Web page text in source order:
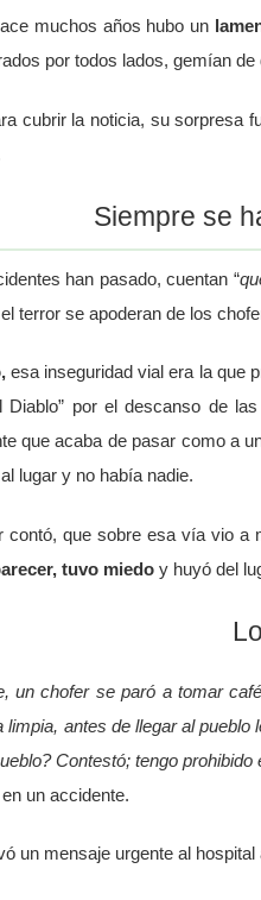
muchos años hubo un
por todos lados, gemían
cubrir la noticia, su
Siempre se
han pasado, cuentan “
terror se apoderan de los
esa inseguridad vial era la que
Diablo” por el descanso de
que acaba de pasar como a
lugar y no había nadie.
contó, que sobre esa vía vio a
tuvo miedoy huyó del
un chofer se paró a tomar
antes de llegar al
Contestó; tengo prohibido
un accidente.
un mensaje urgente al